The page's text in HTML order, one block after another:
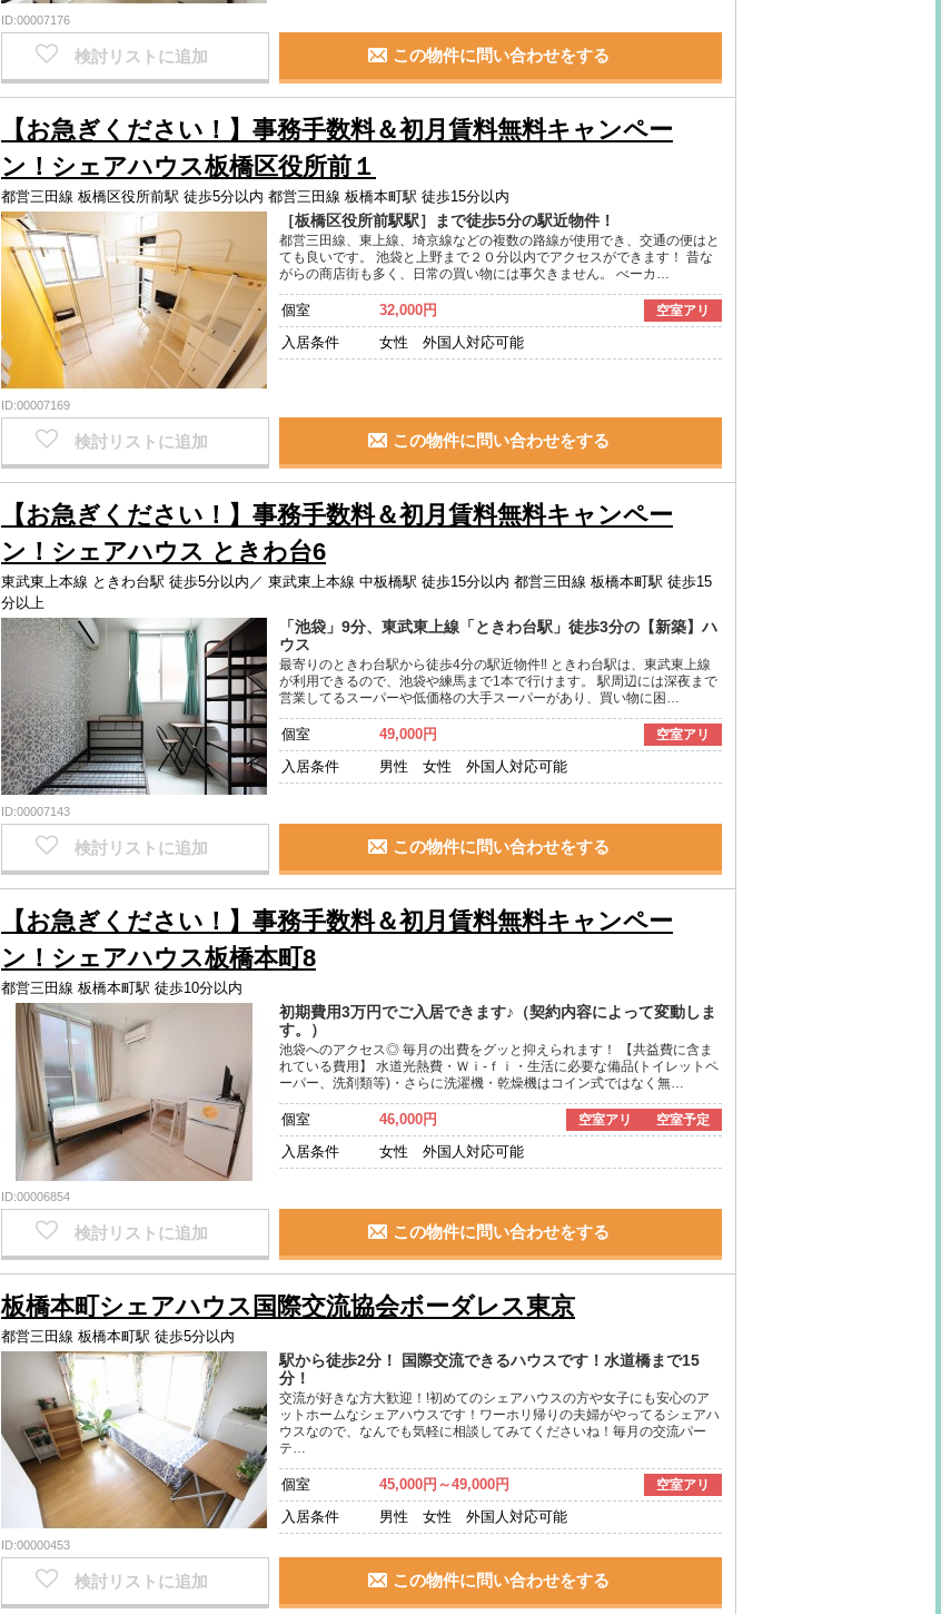
ID:00007176
検討リストに追加 この物件に問い合わせをする
【お急ぎください！】事務手数料＆初月賃料無料キャンペー
ン！シェアハウス板橋区役所前１
都営三田線 板橋区役所前駅 徒歩5分以内 都営三田線 板橋本町駅 徒歩15分以内
ID:00007169
［板橋区役所前駅駅］まで徒歩5分の駅近物件！
都営三田線、東上線、埼京線などの複数の路線が使用でき、交通の便はと
ても良いです。 池袋と上野まで２０分以内でアクセスができます！ 昔な
がらの商店街も多く、日常の買い物には事欠きません。 べーカ…
個室 32,000円 空室アリ
入居条件 女性 外国人対応可能
検討リストに追加 この物件に問い合わせをする
【お急ぎください！】事務手数料＆初月賃料無料キャンペー
ン！シェアハウス ときわ台6
東武東上本線 ときわ台駅 徒歩5分以内／ 東武東上本線 中板橋駅 徒歩15分以内 都営三田線 板橋本町駅 徒歩15
分以上
ID:00007143
「池袋」9分、東武東上線「ときわ台駅」徒歩3分の【新築】ハ
ウス
最寄りのときわ台駅から徒歩4分の駅近物件‼ ときわ台駅は、東武東上線
が利用できるので、池袋や練馬まで1本で行けます。 駅周辺には深夜まで
営業してるスーパーや低価格の大手スーパーがあり、買い物に困…
個室 49,000円 空室アリ
入居条件 男性 女性 外国人対応可能
検討リストに追加 この物件に問い合わせをする
【お急ぎください！】事務手数料＆初月賃料無料キャンペー
ン！シェアハウス板橋本町8
都営三田線 板橋本町駅 徒歩10分以内
ID:00006854
初期費用3万円でご入居できます♪（契約内容によって変動しま
す。）
池袋へのアクセス◎ 毎月の出費をグッと抑えられます！ 【共益費に含ま
れている費用】 水道光熱費・Ｗｉ-ｆｉ・生活に必要な備品(トイレットペ
ーパー、洗剤類等)・さらに洗濯機・乾燥機はコイン式ではなく無…
個室 46,000円 空室アリ 空室予定
入居条件 女性 外国人対応可能
検討リストに追加 この物件に問い合わせをする
板橋本町シェアハウス国際交流協会ボーダレス東京
都営三田線 板橋本町駅 徒歩5分以内
ID:00000453
駅から徒歩2分！ 国際交流できるハウスです！水道橋まで15
分！
交流が好きな方大歓迎！!初めてのシェアハウスの方や女子にも安心のア
ットホームなシェアハウスです！ワーホリ帰りの夫婦がやってるシェアハ
ウスなので、なんでも気軽に相談してみてくださいね！毎月の交流パー
テ…
個室 45,000円～49,000円 空室アリ
入居条件 男性 女性 外国人対応可能
検討リストに追加 この物件に問い合わせをする